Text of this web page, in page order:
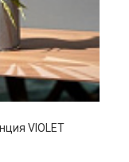
VIOLET